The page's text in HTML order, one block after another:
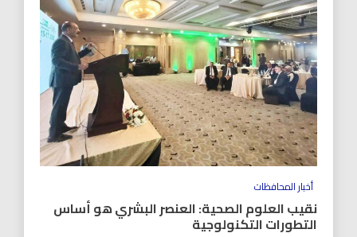
أخبار المحافظات
نقيب العلوم الصحية: العنصر البشري هو أساس
التطورات التكنولوجية